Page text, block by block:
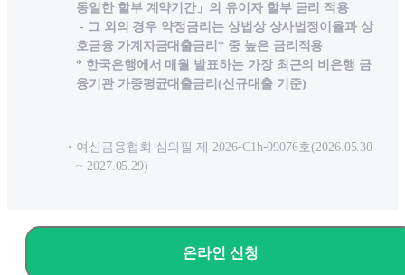
동일한 할부 계약기간」의 유이자 할부 금리 적용
- 그 외의 경우 약정금리는 상법상 상사법정이율과 상
호금융 가계자금대출금리* 중 높은 금리적용
* 한국은행에서 매월 발표하는 가장 최근의 비은행 금
융기관 가중평균대출금리(신규대출 기준)
여신금융협회 심의필 제 2026-C1h-09076호(2026.05.30
~ 2027.05.29)
온라인 신청